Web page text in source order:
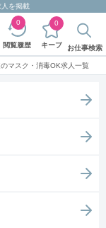
人を掲載
閲覧履歴
0
キープ
0
お仕事検索
マスク・消毒OK求人一覧